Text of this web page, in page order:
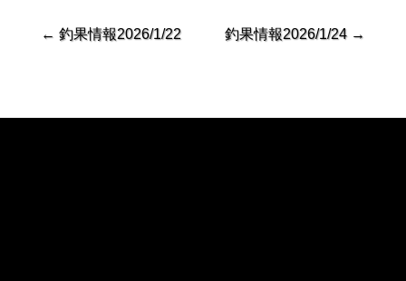
← 釣果情報2026/1/22 釣果情報2026/1/24→